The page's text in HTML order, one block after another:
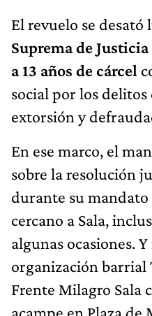
El revuelo se desató
Suprema de
a 13 años de cárcel
social por los
extorsión y
En ese marco, el
sobre la resolución
durante su
cercano a Sala,
algunas ocasiones.
organización barrial
Frente Milagro Sala
acampe en Plaza de